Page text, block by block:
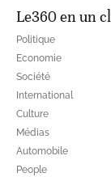
Le360 en un
Politique
Economie
Société
International
Culture
Médias
Automobile
People